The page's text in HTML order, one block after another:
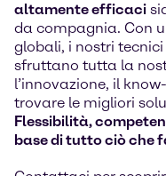
altamente efficaci
da compagnia. Con
globali, i nostri
sfruttano tutta la
l’innovazione, il
trovare le migliori
Flessibilità,
base di tutto ciò che